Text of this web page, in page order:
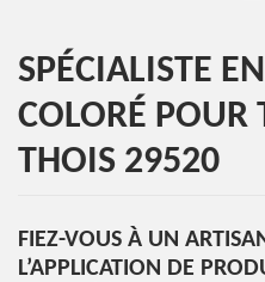
SPÉCIALISTE
COLORÉ POUR
THOIS 29520
FIEZ-VOUS À UN
L’APPLICATION DE